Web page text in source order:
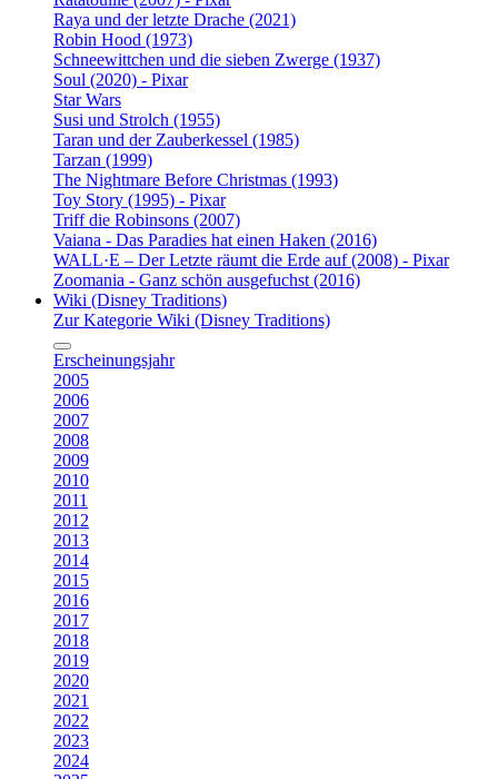
Raya und der letzte Drache (2021)
Robin Hood (1973)
Schneewittchen und die sieben Zwerge (1937)
Soul (2020) - Pixar
Star Wars
Susi und Strolch (1955)
Taran und der Zauberkessel (1985)
Tarzan (1999)
The Nightmare Before Christmas (1993)
Toy Story (1995) - Pixar
Triff die Robinsons (2007)
Vaiana - Das Paradies hat einen Haken (2016)
WALL·E – Der Letzte räumt die Erde auf (2008) - Pixar
Zoomania - Ganz schön ausgefuchst (2016)
Wiki (Disney Traditions)
Zur Kategorie Wiki (Disney Traditions)
Erscheinungsjahr
2005
2006
2007
2008
2009
2010
2011
2012
2013
2014
2015
2016
2017
2018
2019
2020
2021
2022
2023
2024